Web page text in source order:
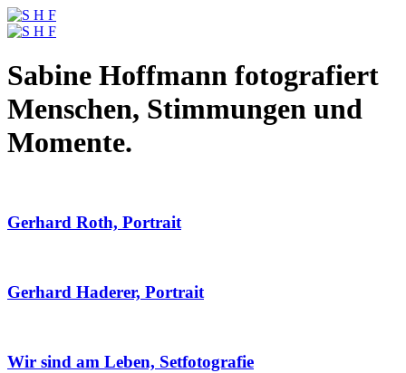
Sabine Hoffmann fotografiert
Menschen, Stimmungen und
Momente.
Gerhard Roth, Portrait
Gerhard Haderer, Portrait
Wir sind am Leben, Setfotografie